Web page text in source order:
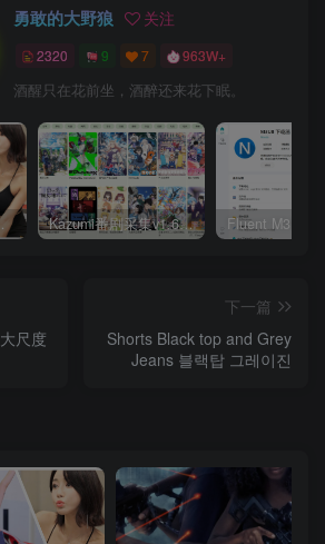
勇敢的大野狼 关注
2320 9 7 963W+
酒醒只在花前坐，酒醉还来花下眠。
印版 Kazumi番剧采集v1.6.9：支持自定义规则+在线观看+弹幕，跨平台下载
尺度
下一篇
Shorts Black top and Grey
Jeans 블랙탑 그레이진